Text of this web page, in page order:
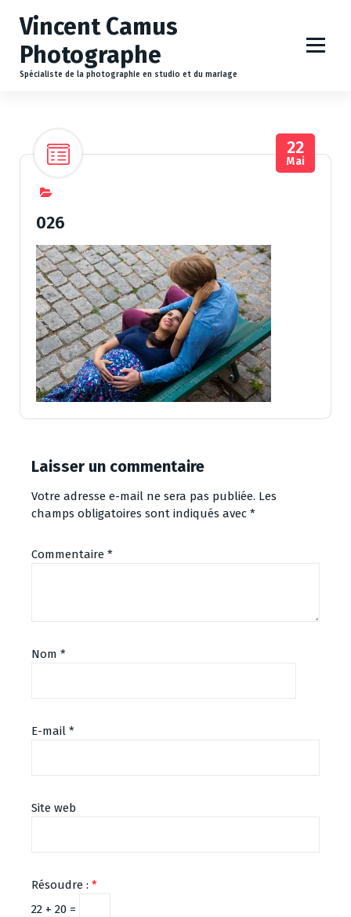
Vincent Camus
Photographe
Spécialiste de la photographie en studio et du mariage
22
Mai
026
Laisser un commentaire
Votre adresse e-mail ne sera pas publiée. Les
champs obligatoires sont indiqués avec *
Commentaire *
Nom *
E-mail *
Site web
Résoudre : *
22 + 20 =